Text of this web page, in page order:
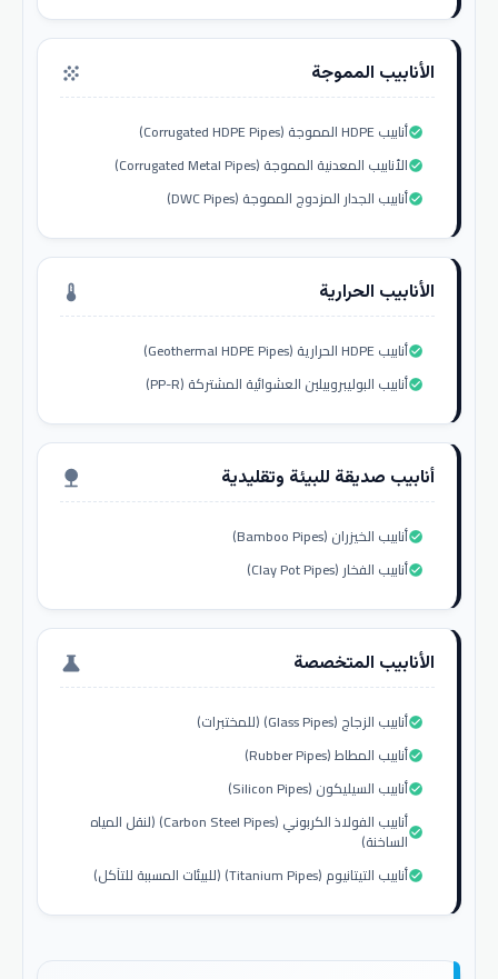
الأنابيب المموجة grain
أنابيب HDPE المموجة (Corrugated HDPE Pipes)check_circle
الأنابيب المعدنية المموجة (Corrugated Metal Pipes)check_circle
أنابيب الجدار المزدوج المموجة (DWC Pipes)check_circle
الأنابيب الحرارية thermostat
أنابيب HDPE الحرارية (Geothermal HDPE Pipes)check_circle
أنابيب البوليبروبيلين العشوائية المشتركة (PP-R)check_circle
أنابيب صديقة للبيئة وتقليدية nature
أنابيب الخيزران (Bamboo Pipes)check_circle
أنابيب الفخار (Clay Pot Pipes)check_circle
الأنابيب المتخصصة science
أنابيب الزجاج (Glass Pipes) (للمختبرات)check_circle
أنابيب المطاط (Rubber Pipes)check_circle
أنابيب السيليكون (Silicon Pipes)check_circle
أنابيب الفولاذ الكربوني (Carbon Steel Pipes) (لنقل المياه
الساخنة)check_circle
أنابيب التيتانيوم (Titanium Pipes) (للبيئات المسببة للتآكل)check_circle